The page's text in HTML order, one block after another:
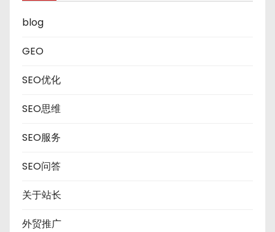
blog
GEO
SEO优化
SEO思维
SEO服务
SEO问答
关于站长
外贸推广